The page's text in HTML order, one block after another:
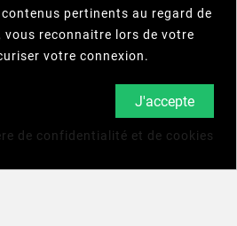


pertinents au regard de
reconnaitre lors de votre
votre connexion.
J'accepte
de confidentialité et de cookies